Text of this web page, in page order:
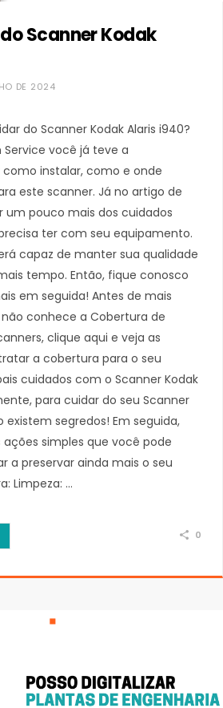
Scanner Kodak
DE 2024
do Scanner Kodak Alaris i940?
Service você já teve a
instalar, como e onde
este scanner. Já no artigo de
um pouco mais dos cuidados
ter com seu equipamento.
capaz de manter sua qualidade
tempo. Então, fique conosco
em seguida! Antes de mais
conhece a Cobertura de
clique aqui e veja as
a cobertura para o seu
cuidados com o Scanner Kodak
para cuidar do seu Scanner
existem segredos! Em seguida,
simples que você pode
a preservar ainda mais o seu
Limpeza: …
0